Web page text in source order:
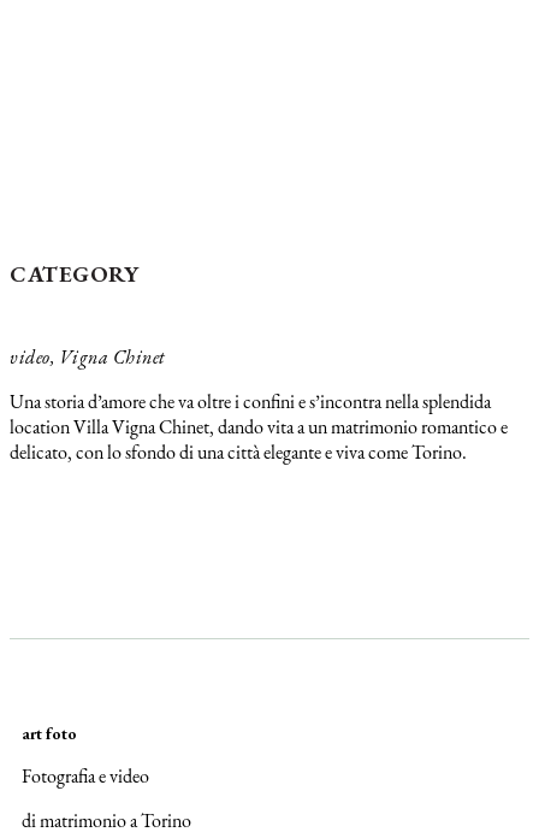
CATEGORY
video, Vigna Chinet
Una storia d’amore che va oltre i confini e s’incontra nella splendida
location Villa Vigna Chinet, dando vita a un matrimonio romantico e
delicato, con lo sfondo di una città elegante e viva come Torino.
art foto
Fotografia e video
di matrimonio a Torino